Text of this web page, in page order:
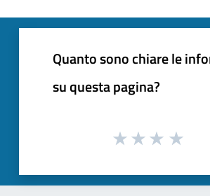
Quanto sono chiare le
su questa pagina?